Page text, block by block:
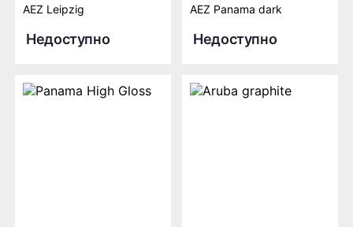
AEZ Leipzig
Недоступно
AEZ Panama dark
Недоступно